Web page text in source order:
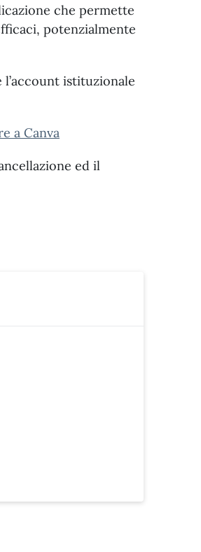
che permette
potenzialmente
istituzionale
a Canva
ed il